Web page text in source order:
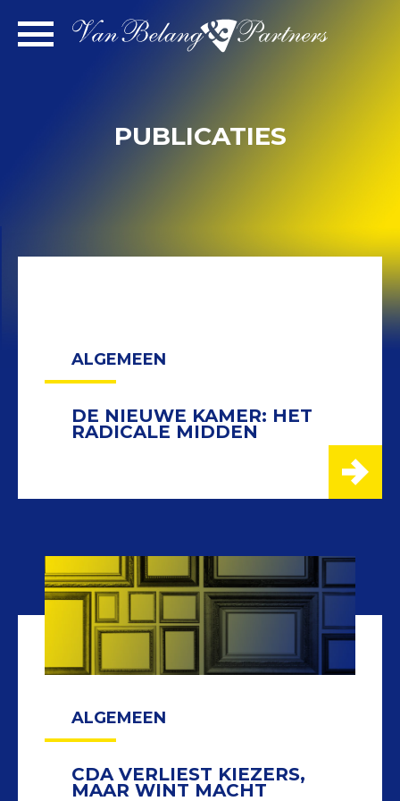
Spring
naar
PUBLICATIES
ALGEMEEN
DE NIEUWE KAMER: HET
RADICALE MIDDEN
ALGEMEEN
CDA VERLIEST KIEZERS,
MAAR WINT MACHT